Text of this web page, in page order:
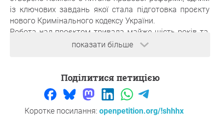
показати більше
із ключових завдань якої стала підготовка проєкту
нового Кримінального кодексу України.
Робота над проєктом тривала майже шість років та,
за наявною інформацією, була завершена. Водночас
про результати роботи Комісії відсутня у публічному
Обставини, що потребують уваги:
— відсутність офіційно оприлюдненого підсумкового
Поділитися петицією
Коротке посилання: openpetition.org/!shhhx